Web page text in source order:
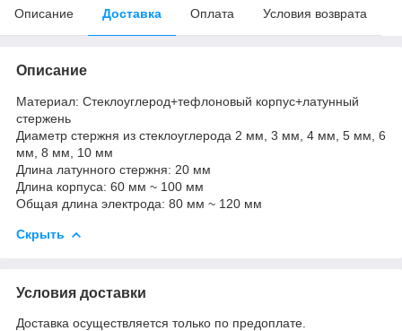
Описание Доставка Оплата Условия возврата
Описание
Материал: Стеклоуглерод+тефлоновый корпус+латунный
стержень
Диаметр стержня из стеклоуглерода 2 мм, 3 мм, 4 мм, 5 мм, 6
мм, 8 мм, 10 мм
Длина латунного стержня: 20 мм
Длина корпуса: 60 мм ~ 100 мм
Общая длина электрода: 80 мм ~ 120 мм
Скрыть
Условия доставки
Доставка осуществляется только по предоплате.